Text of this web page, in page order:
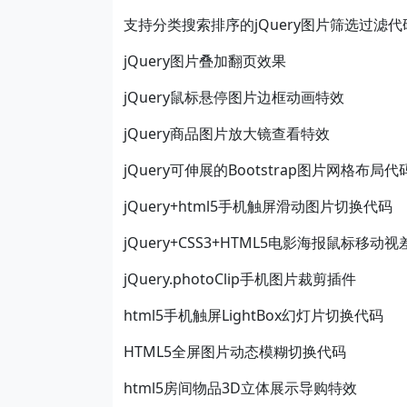
支持分类搜索排序的jQuery图片筛选过滤代
jQuery图片叠加翻页效果
jQuery鼠标悬停图片边框动画特效
jQuery商品图片放大镜查看特效
jQuery可伸展的Bootstrap图片网格布局代
jQuery+html5手机触屏滑动图片切换代码
jQuery+CSS3+HTML5电影海报鼠标移动视
jQuery.photoClip手机图片裁剪插件
html5手机触屏LightBox幻灯片切换代码
HTML5全屏图片动态模糊切换代码
html5房间物品3D立体展示导购特效